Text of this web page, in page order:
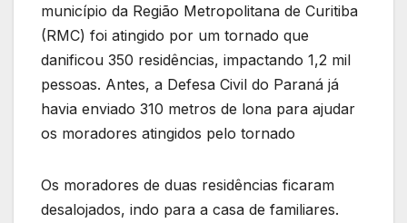
município da Região Metropolitana de Curitiba
(RMC) foi atingido por um tornado que
danificou 350 residências, impactando 1,2 mil
pessoas. Antes, a Defesa Civil do Paraná já
havia enviado 310 metros de lona para ajudar
os moradores atingidos pelo tornado
Os moradores de duas residências ficaram
desalojados, indo para a casa de familiares.